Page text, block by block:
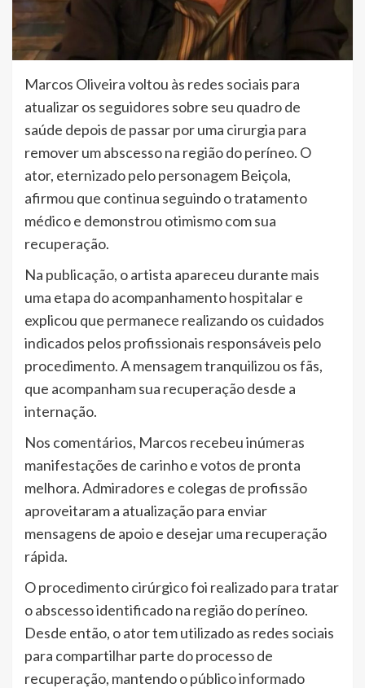
Marcos Oliveira voltou às redes sociais para
atualizar os seguidores sobre seu quadro de
saúde depois de passar por uma cirurgia para
remover um abscesso na região do períneo. O
ator, eternizado pelo personagem Beiçola,
afirmou que continua seguindo o tratamento
médico e demonstrou otimismo com sua
recuperação.
Na publicação, o artista apareceu durante mais
uma etapa do acompanhamento hospitalar e
explicou que permanece realizando os cuidados
indicados pelos profissionais responsáveis pelo
procedimento. A mensagem tranquilizou os fãs,
que acompanham sua recuperação desde a
internação.
Nos comentários, Marcos recebeu inúmeras
manifestações de carinho e votos de pronta
melhora. Admiradores e colegas de profissão
aproveitaram a atualização para enviar
mensagens de apoio e desejar uma recuperação
rápida.
O procedimento cirúrgico foi realizado para tratar
o abscesso identificado na região do períneo.
Desde então, o ator tem utilizado as redes sociais
para compartilhar parte do processo de
recuperação, mantendo o público informado